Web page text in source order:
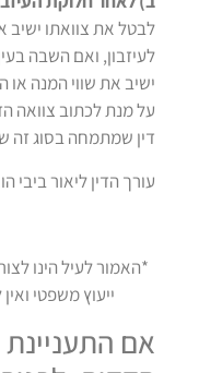
לבטל את צוואתו ישיב
לעיזבון, ואם השבה
ישיב את שווי המנה או
על מנת לכתוב צוואה
דין שמתמחה בסוג זה
עורך הדין ליאור ביבי
*האמור לעיל הינו
ייעוץ משפטי
אם התעניינת